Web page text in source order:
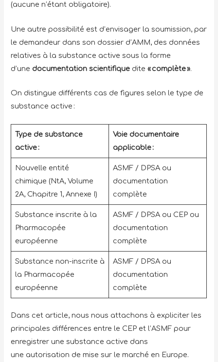
(aucune n’étant obligatoire).
Une autre possibilité est d’envisager la soumission, par
le demandeur dans son dossier d’AMM, des données
relatives à la substance active sous la forme
d’une documentation scientifique dite« complète ».
On distingue différents cas de figures selon le type de
substance active :
Type de substance
active :
Voie documentaire
applicable :
Nouvelle entité
chimique (NtA, Volume
2A, Chapitre 1, Annexe I)
ASMF / DPSA ou
documentation
complète
Substance inscrite à la
Pharmacopée
européenne
ASMF / DPSA ou CEP ou
documentation
complète
Substance non-inscrite à
la Pharmacopée
européenne
ASMF / DPSA ou
documentation
complète
Dans cet article, nous nous attachons à expliciter les
principales différences entre le CEP et l’ASMF pour
enregistrer une substance active dans
une autorisation de mise sur le marché en Europe.